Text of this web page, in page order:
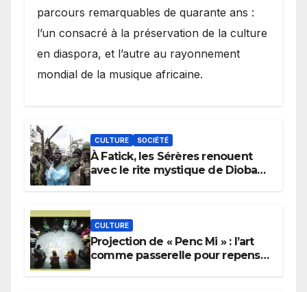
parcours remarquables de quarante ans :
l’un consacré à la préservation de la culture
en diaspora, et l’autre au rayonnement
mondial de la musique africaine.
CULTURE SOCIÉTÉ
À Fatick, les Sérères renouent
avec le rite mystique de Diobaye
CULTURE
Projection de « Penc Mi » : l’art
comme passerelle pour repenser